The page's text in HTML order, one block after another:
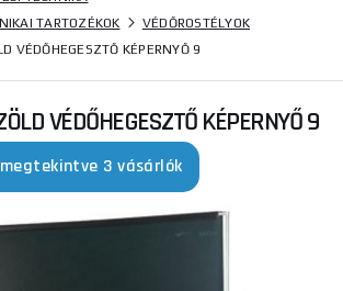
TARTOZÉKOK
VÉDŐROSTÉLYOK
VÉDŐHEGESZTŐ KÉPERNYŐ 9
VÉDŐHEGESZTŐ KÉPERNYŐ 9
3 vásárlók